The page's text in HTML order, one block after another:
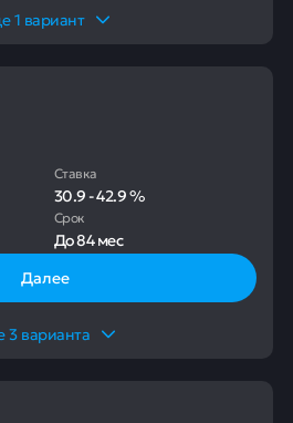
1 вариант
Ставка
30.9-42.9%
Срок
До84 мес
Далее
3 варианта